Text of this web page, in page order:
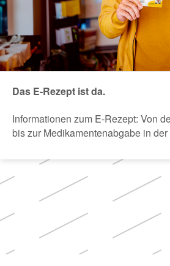
Das E-Rezept ist da.
Informationen zum E-Rezept: Von
bis zur Medikamentenabgabe in